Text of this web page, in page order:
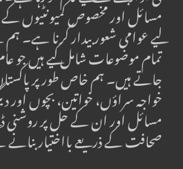
مسائل اور مخصوص کمیونٹیوں
لیے عوامی شعور بیدار کرنا ہے۔
تمام موضوعات شامل کیے ہیں جو
جاتے ہیں۔ ہم خاص طور پر
خواجہ سراؤں، خواتین، بچوں اور
مسائل اور ان کے حل پر روشنی
صحافت کے ذریعے بااختیار